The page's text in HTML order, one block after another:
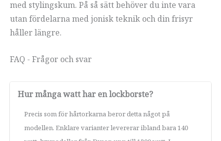
med stylingskum. På så sätt behöver du inte vara
utan fördelarna med jonisk teknik och din frisyr
håller längre.
FAQ - Frågor och svar
Hur många watt har en lockborste?
Precis som för hårtorkarna beror detta något på
modellen. Enklare varianter levererar ibland bara 140